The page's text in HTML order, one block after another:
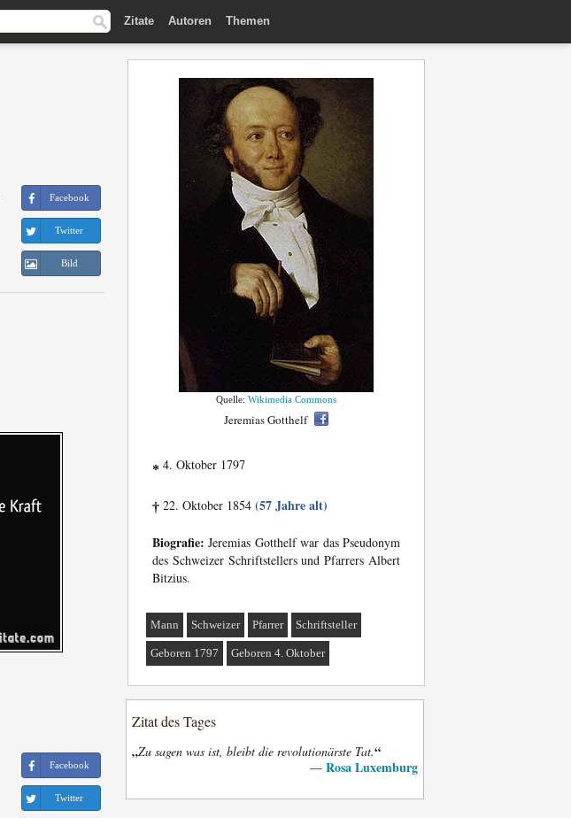
Zitate Autoren Themen
Facebook
Twitter
Bild
Facebook
Twitter
Quelle: Wikimedia Commons
Jeremias Gotthelf
* 4. Oktober 1797
† 22. Oktober 1854 (57 Jahre alt)
Biografie: Jeremias Gotthelf war das Pseudonym
des Schweizer Schriftstellers und Pfarrers Albert
Bitzius.
Mann Schweizer Pfarrer Schriftsteller
Geboren 1797 Geboren 4. Oktober
Zitat des Tages
„Zu sagen was ist, bleibt die revolutionärste Tat.“
— Rosa Luxemburg